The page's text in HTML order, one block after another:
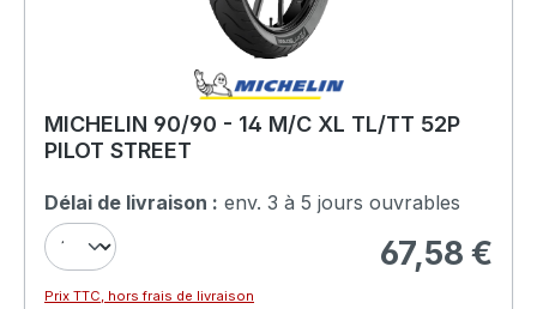
MICHELIN 90/90 - 14 M/C XL TL/TT 52P
PILOT STREET
Délai de livraison : env. 3 à 5 jours ouvrables
Prix régulier :
67,58 €
Prix TTC, hors frais de livraison